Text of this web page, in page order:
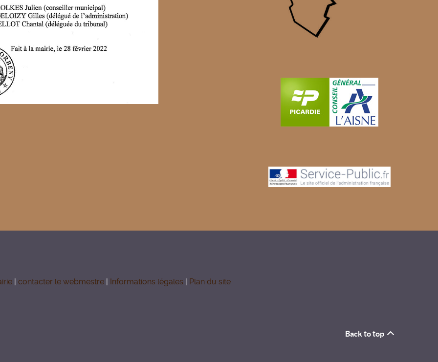
listes électorales
| contacter le webmestre | Informations légales | Plan du site
Back to top